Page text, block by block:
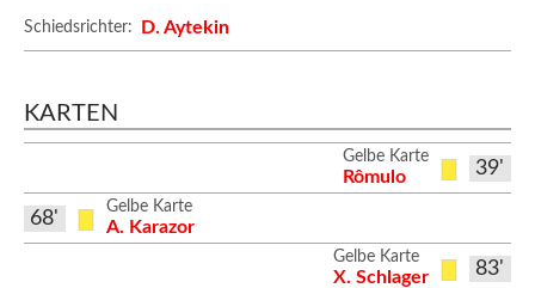
Schiedsrichter: D. Aytekin
KARTEN
39'
Gelbe Karte
Rômulo
Gelbe Karte
A. Karazor
68'
83'
Gelbe Karte
X. Schlager